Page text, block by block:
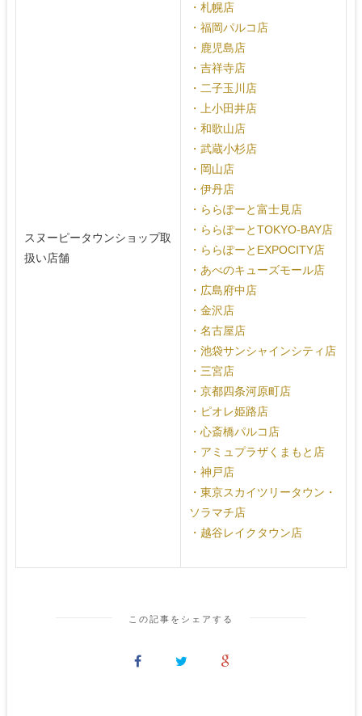
スヌーピータウンショップ取
扱い店舗
・札幌店
・福岡パルコ店
・鹿児島店
・吉祥寺店
・二子玉川店
・上小田井店
・和歌山店
・武蔵小杉店
・岡山店
・伊丹店
・ららぽーと富士見店
・ららぽーとTOKYO-BAY店
・ららぽーとEXPOCITY店
・あべのキューズモール店
・広島府中店
・金沢店
・名古屋店
・池袋サンシャインシティ店
・三宮店
・京都四条河原町店
・ピオレ姫路店
・心斎橋パルコ店
・アミュプラザくまもと店
・神戸店
・東京スカイツリータウン・
ソラマチ店
・越谷レイクタウン店
この記事をシェアする